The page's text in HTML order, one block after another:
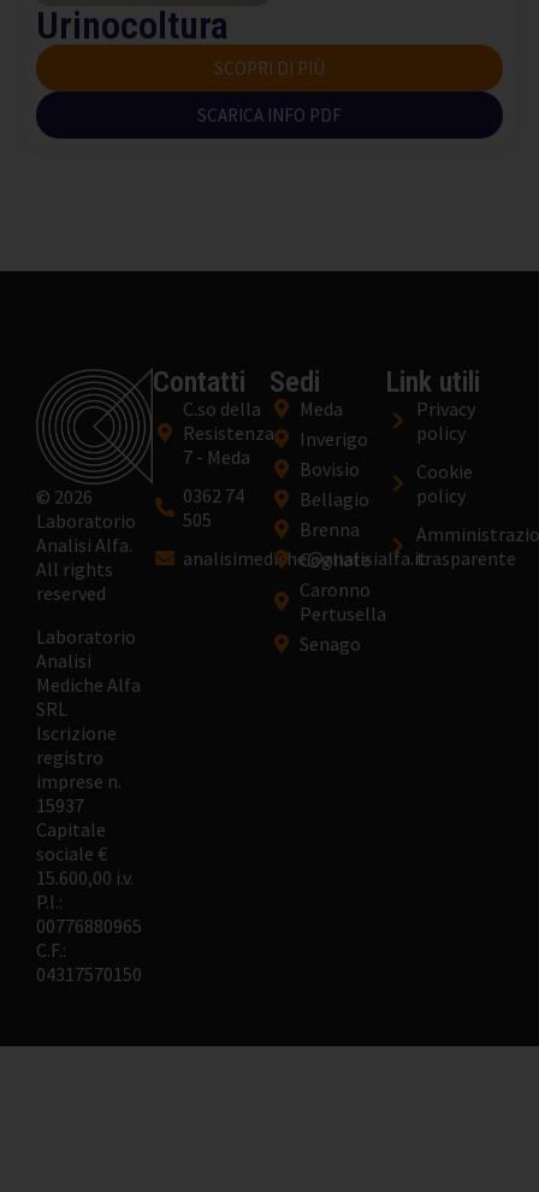
Urinocoltura
SCOPRI DI PIÙ
SCARICA INFO PDF
© 2026
Laboratorio
Analisi Alfa.
All rights
reserved
Laboratorio
Analisi
Mediche Alfa
SRL
Iscrizione
registro
imprese n.
15937
Capitale
sociale €
15.600,00 i.v.
P.I.:
00776880965
C.F.:
04317570150
Contatti
C.so della
Resistenza,
7 - Meda
0362 74
505
analisimediche@analisialfa.it
Sedi
Meda
Inverigo
Bovisio
Bellagio
Brenna
Cogliate
Caronno
Pertusella
Senago
Link utili
Privacy
policy
Cookie
policy
trasparente